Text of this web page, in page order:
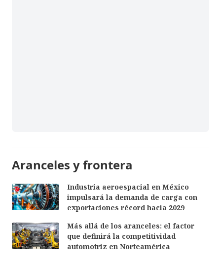
Aranceles y frontera
Industria aeroespacial en México
impulsará la demanda de carga con
exportaciones récord hacia 2029
Más allá de los aranceles: el factor
que definirá la competitividad
automotriz en Norteamérica